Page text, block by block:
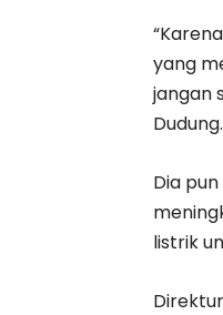
yang
jangan
Dudung.
Dia
listrik